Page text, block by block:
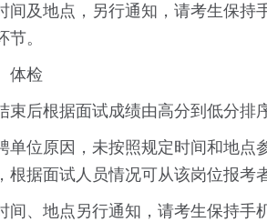
间及地点，另行通知，请考生保持
节。
体检
束后根据面试成绩由高分到低分排
单位原因，未按照规定时间和地点
根据面试人员情况可从该岗位报考
间、地点另行通知，请考生保持手